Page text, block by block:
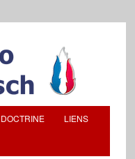
DOCTRINE LIENS